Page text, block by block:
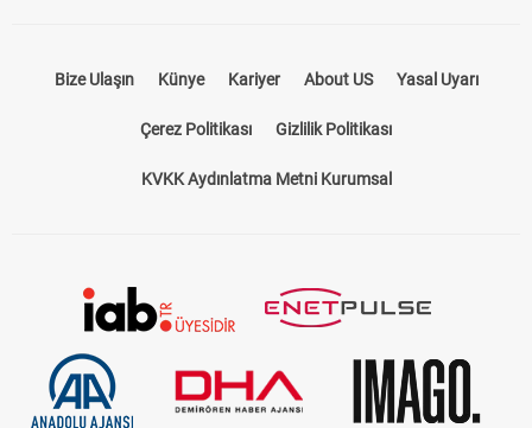
Bize Ulaşın Künye Kariyer About US Yasal Uyarı
Çerez Politikası Gizlilik Politikası
KVKK Aydınlatma Metni Kurumsal